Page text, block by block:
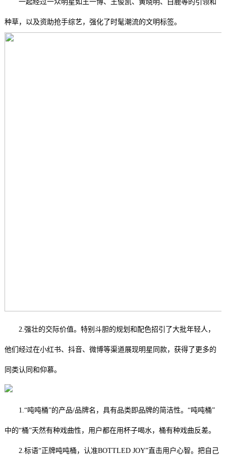
一起经过一众明星如王一博、王俊凯、黄晓明、白鹿等的引领和
种草，以及资助抢手综艺，强化了时髦潮流的文明标签。
2.强壮的交际价值。特别斗胆的规划和配色招引了大批年轻人，
他们经过在小红书、抖音、微博等渠道展现明星同款，获得了更多的
同类认同和仰慕。
1.“吨吨桶”的产品/品牌名，具有品类即品牌的简洁性。“吨吨桶”
中的“桶”天然有种戏曲性，用户都在用杯子喝水，桶有种戏曲反差。
2.标语“正牌吨吨桶，认准BOTTLED JOY”直击用户心智。把自己